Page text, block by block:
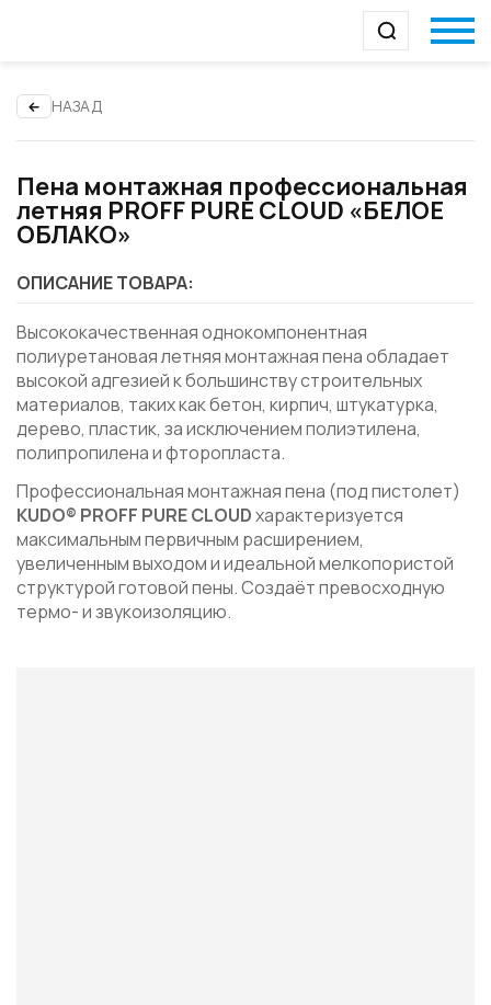
НАЗАД
Пена монтажная профессиональная
летняя PROFF PURE CLOUD «БЕЛОЕ
ОБЛАКО»
ОПИСАНИЕ ТОВАРА:
Высококачественная однокомпонентная
полиуретановая летняя монтажная пена обладает
высокой адгезией к большинству строительных
материалов, таких как бетон, кирпич, штукатурка,
дерево, пластик, за исключением полиэтилена,
полипропилена и фторопласта.
Профессиональная монтажная пена (под пистолет)
KUDO® PROFF PURE CLOUDхарактеризуется
максимальным первичным расширением,
увеличенным выходом и идеальной мелкопористой
структурой готовой пены. Создаёт превосходную
термо- и звукоизоляцию.